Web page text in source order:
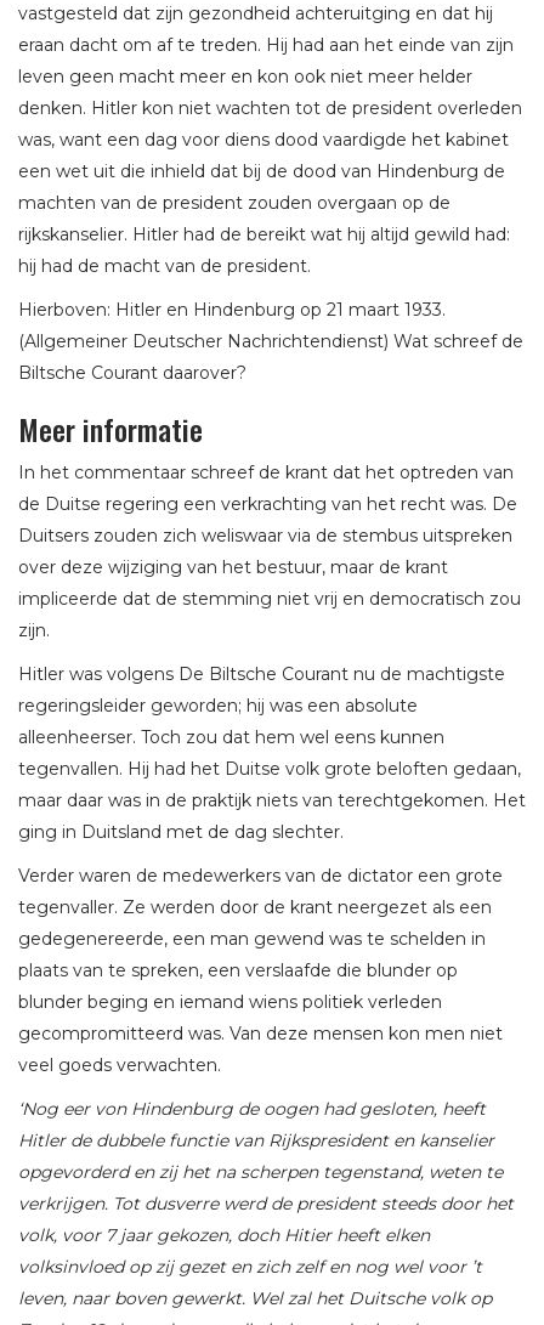
vastgesteld dat zijn gezondheid achteruitging en dat hij
eraan dacht om af te treden. Hij had aan het einde van zijn
leven geen macht meer en kon ook niet meer helder
denken. Hitler kon niet wachten tot de president overleden
was, want een dag voor diens dood vaardigde het kabinet
een wet uit die inhield dat bij de dood van Hindenburg de
machten van de president zouden overgaan op de
rijkskanselier. Hitler had de bereikt wat hij altijd gewild had:
hij had de macht van de president.
Hierboven: Hitler en Hindenburg op 21 maart 1933.
(Allgemeiner Deutscher Nachrichtendienst) Wat schreef de
Biltsche Courant daarover?
Meer informatie
In het commentaar schreef de krant dat het optreden van
de Duitse regering een verkrachting van het recht was. De
Duitsers zouden zich weliswaar via de stembus uitspreken
over deze wijziging van het bestuur, maar de krant
impliceerde dat de stemming niet vrij en democratisch zou
zijn.
Hitler was volgens De Biltsche Courant nu de machtigste
regeringsleider geworden; hij was een absolute
alleenheerser. Toch zou dat hem wel eens kunnen
tegenvallen. Hij had het Duitse volk grote beloften gedaan,
maar daar was in de praktijk niets van terechtgekomen. Het
ging in Duitsland met de dag slechter.
Verder waren de medewerkers van de dictator een grote
tegenvaller. Ze werden door de krant neergezet als een
gedegenereerde, een man gewend was te schelden in
plaats van te spreken, een verslaafde die blunder op
blunder beging en iemand wiens politiek verleden
gecompromitteerd was. Van deze mensen kon men niet
veel goeds verwachten.
‘Nog eer von Hindenburg de oogen had gesloten, heeft
Hitler de dubbele functie van Rijkspresident en kanselier
opgevorderd en zij het na scherpen tegenstand, weten te
verkrijgen. Tot dusverre werd de president steeds door het
volk, voor 7 jaar gekozen, doch Hitier heeft elken
volksinvloed op zij gezet en zich zelf en nog wel voor ’t
leven, naar boven gewerkt. Wel zal het Duitsche volk op